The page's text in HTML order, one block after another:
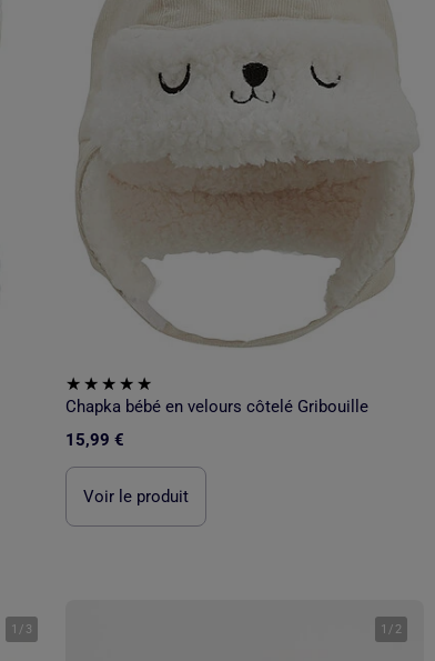
Chapka bébé en velours côtelé Gribouille
15,99 €
Voir le produit
1 / 3 1 / 2